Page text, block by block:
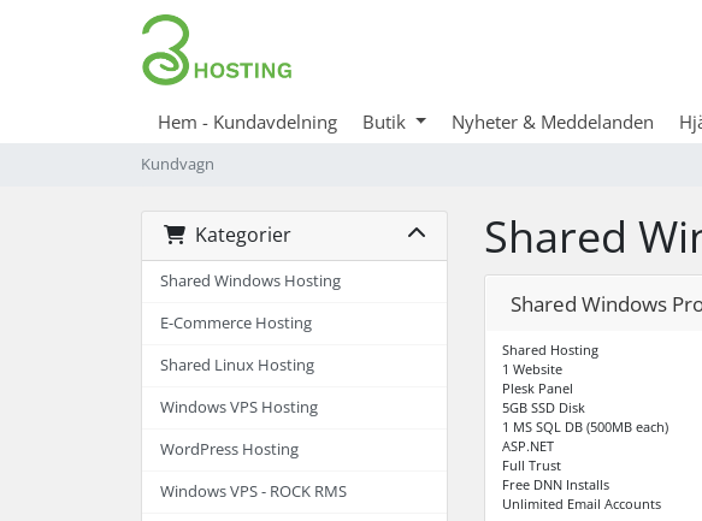
Hem - Kundavdelning Butik Nyheter & Meddelanden
Kundvagn
Kategorier
Shared Windows Hosting
E-Commerce Hosting
Shared Linux Hosting
Windows VPS Hosting
WordPress Hosting
Windows VPS - ROCK RMS
Shared
Shared Windows
Shared Hosting
1 Website
Plesk Panel
5GB SSD Disk
1 MS SQL DB (500MB each)
ASP.NET
Full Trust
Free DNN Installs
Unlimited Email Accounts